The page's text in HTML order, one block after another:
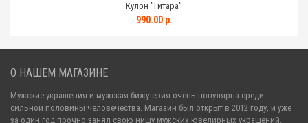
Кулон "Гитара"
990.00 р.
О НАШЕМ МАГАЗИНЕ
Мужские украшения и мужская бижутерия очень популярна среди
сильной половины человечества. Магазин был открыт в 2012 году, и уже
за один год прочно занял свою нишу мужских ювелирных украшений.